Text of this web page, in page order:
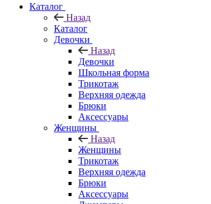
Каталог
Назад
Каталог
Девочки
Назад
Девочки
Школьная форма
Трикотаж
Верхняя одежда
Брюки
Аксессуары
Женщины
Назад
Женщины
Трикотаж
Верхняя одежда
Брюки
Аксессуары